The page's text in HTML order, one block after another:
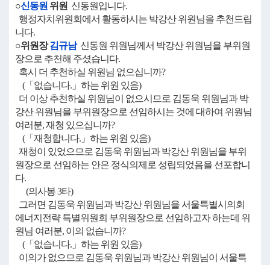
○신동원 위원 신동원입니다.
행정자치위원회에서 활동하시는 박강산 위원님을 추천드립
니다.
○위원장김규남신동원 위원님께서 박강산 위원님을 부위원
장으로 추천해 주셨습니다.
혹시 더 추천하실 위원님 없으십니까?
(「없습니다.」하는 위원 있음)
더 이상 추천하실 위원님이 없으시므로 김동욱 위원님과 박
강산 위원님을 부위원장으로 선임하시는 것에 대하여 위원님
여러분, 재청 있으십니까?
(「재청합니다.」하는 위원 있음)
재청이 있었으므로 김동욱 위원님과 박강산 위원님을 부위
원장으로 선임하는 안은 정식의제로 성립되었음을 선포합니
다.
(의사봉 3타)
그러면 김동욱 위원님과 박강산 위원님을 서울특별시의회
에너지전략 특별위원회 부위원장으로 선임하고자 하는데 위
원님 여러분, 이의 없습니까?
(「없습니다.」하는 위원 있음)
이의가 없으므로 김동욱 위원님과 박강산 위원님이 서울특